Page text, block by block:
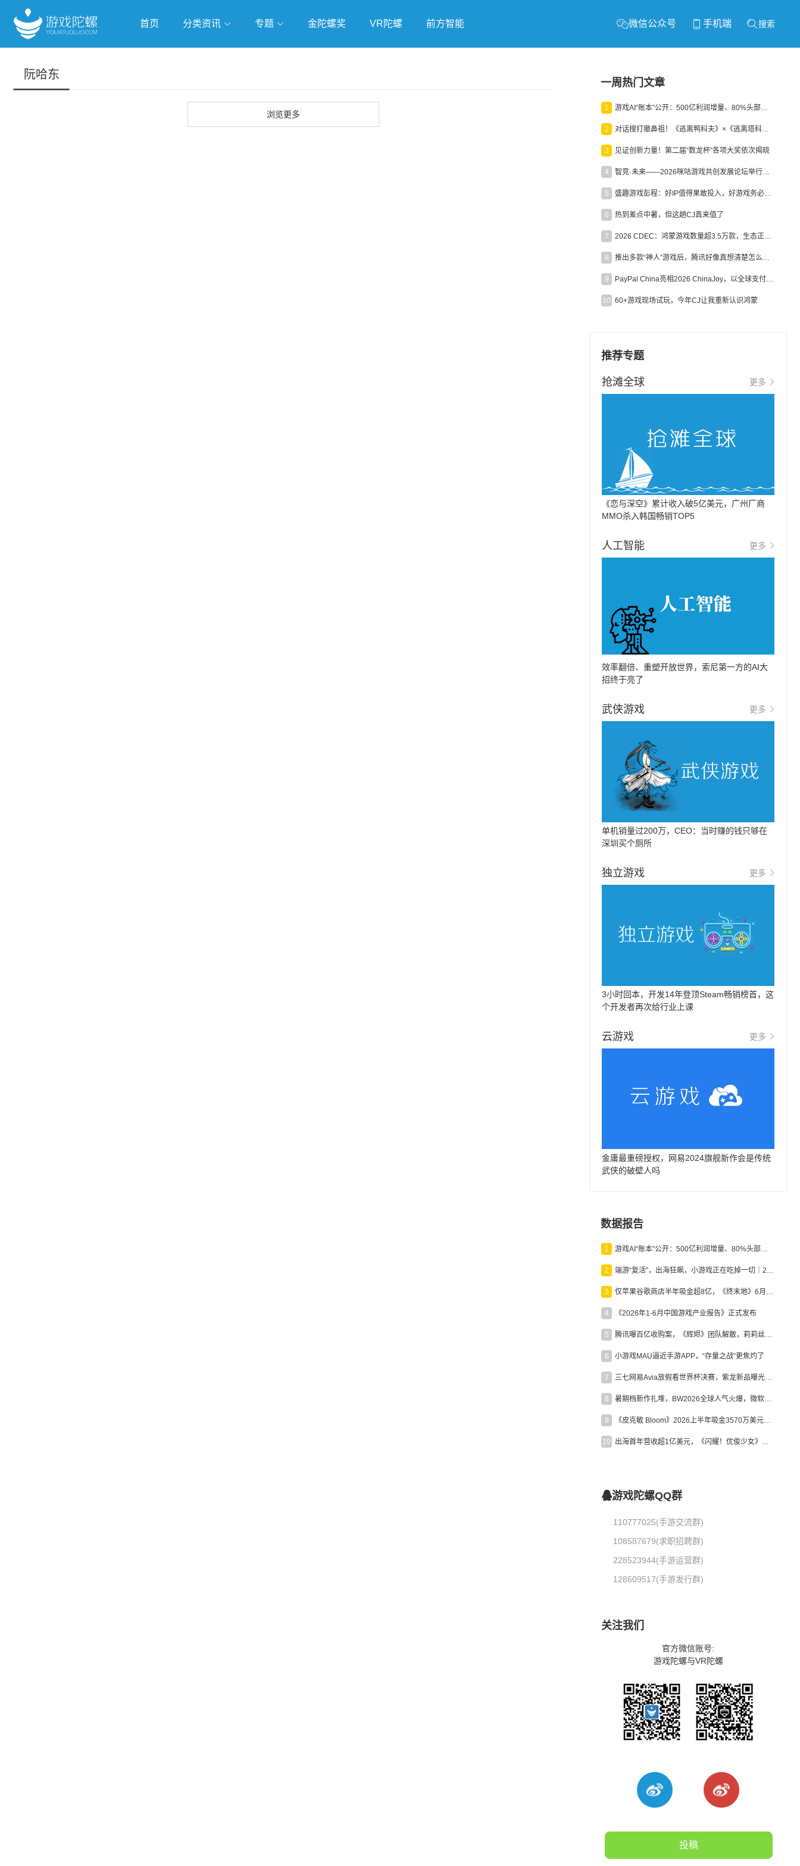
首页 分类资讯 专题 金陀螺奖 VR陀螺 前方智能 微信公众号 手机端 搜索
阮哈东
浏览更多
一周热门文章
1 游戏AI“账本”公开：500亿利润增量、80%头部入局，谁在闷声发财？
2 对话搜打撤鼻祖！《逃离鸭科夫》×《逃离塔科夫》官方线下沙龙落幕
3 见证创新力量！第二届“数龙杯”各项大奖依次揭晓
4 智竞·未来——2026咪咕游戏共创发展论坛举行：聚力精品内容、AI创作与电竞生态，共建高品质益智健康游戏社区
5 盛趣游戏彭程：好IP值得果敢投入，好游戏务必长效经营
6 热到差点中暑，但这趟CJ真来值了
7 2026 CDEC：鸿蒙游戏数量超3.5万款，生态正循环加速产业高质量发展
8 推出多款“神人”游戏后，腾讯好像真想清楚怎么做二次元了
9 PayPal China亮相2026 ChinaJoy，以全球支付能力助力中国游戏企业深化全球运营
10 60+游戏现场试玩，今年CJ让我重新认识鸿蒙
推荐专题
抢滩全球 更多
《恋与深空》累计收入破5亿美元，广州厂商
MMO杀入韩国畅销TOP5
人工智能 更多
效率翻倍、重塑开放世界，索尼第一方的AI大
招终于亮了
武侠游戏 更多
单机销量过200万，CEO：当时赚的钱只够在
深圳买个厕所
独立游戏 更多
3小时回本，开发14年登顶Steam畅销榜首，这
个开发者再次给行业上课
云游戏 更多
金庸最重磅授权，网易2024旗舰新作会是传统
武侠的破壁人吗
数据报告
1 游戏AI“账本”公开：500亿利润增量、80%头部入局，谁在闷声发财？
2 端游“复活”，出海狂飙，小游戏正在吃掉一切｜2026上半年产业报告
3 仅苹果谷歌商店半年吸金超8亿，《终末地》6月份收入显著回暖
4 《2026年1-6月中国游戏产业报告》正式发布
5 腾讯曝百亿收购案，《辉烬》团队解散，莉莉丝新作曝光｜陀螺周报
6 小游戏MAU逼近手游APP，“存量之战”更焦灼了
7 三七网易Avia放假看世界杯决赛，紫龙新品曝光，米哈游新作上线 | 陀螺周报
8 暑期档新作扎堆，BW2026全球人气火爆，微软XBOX大裁员|陀螺周报
9 《皮克敏 Bloom》2026上半年吸金3570万美元，中国台湾成最大市场
10 出海首年营收超1亿美元，《闪耀！优俊少女》美国市场占比达七成
游戏陀螺QQ群
110777025(手游交流群)
108587679(求职招聘群)
228523944(手游运营群)
128609517(手游发行群)
关注我们
官方微信账号:
游戏陀螺与VR陀螺
投稿